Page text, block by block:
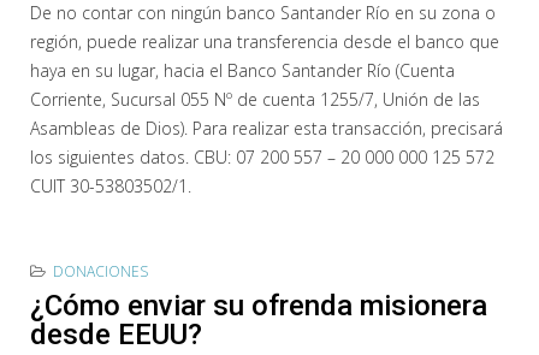
De no contar con ningún banco Santander Río en su zona o
región, puede realizar una transferencia desde el banco que
haya en su lugar, hacia el Banco Santander Río (Cuenta
Corriente, Sucursal 055 Nº de cuenta 1255/7, Unión de las
Asambleas de Dios). Para realizar esta transacción, precisará
los siguientes datos. CBU: 07 200 557 – 20 000 000 125 572
CUIT 30-53803502/1.
DONACIONES
¿Cómo enviar su ofrenda misionera
desde EEUU?